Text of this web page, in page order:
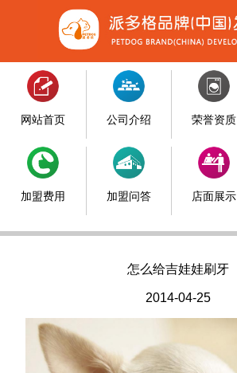
网站首页 公司介绍 荣誉资质
加盟费用 加盟问答 店面展示
怎么给吉娃娃刷牙
2014-04-25